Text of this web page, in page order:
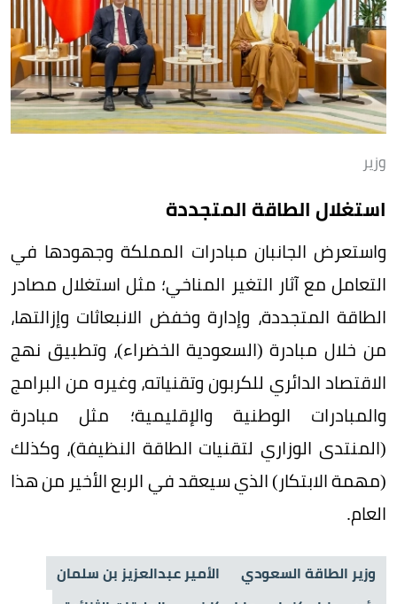
وزير
استغلال الطاقة المتجددة
واستعرض الجانبان مبادرات المملكة وجهودها في
التعامل مع آثار التغير المناخي؛ مثل استغلال مصادر
الطاقة المتجددة، وإدارة وخفض الانبعاثات وإزالتها،
من خلال مبادرة (السعودية الخضراء)، وتطبيق نهج
الاقتصاد الدائري للكربون وتقنياته، وغيره من البرامج
والمبادرات الوطنية والإقليمية؛ مثل مبادرة
(المنتدى الوزاري لتقنيات الطاقة النظيفة)، وكذلك
(مهمة الابتكار) الذي سيعقد في الربع الأخير من هذا
العام.
وزير الطاقة السعودي
الأمير عبدالعزيز بن سلمان